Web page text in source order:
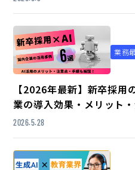
業務
【2026年最新】新卒採
業の導入効果・メリット
2026.5.28